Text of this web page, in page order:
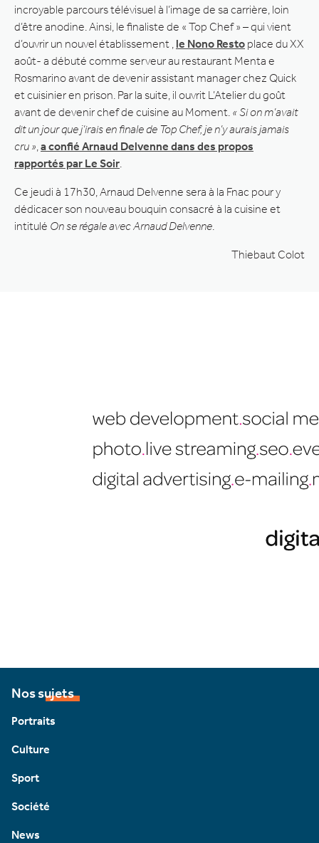
incroyable parcours télévisuel à l’image de sa carrière, loin
d’être anodine. Ainsi, le finaliste de « Top Chef » – qui vient
d’ouvrir un nouvel établissement , le Nono Resto place du XX
août- a débuté comme serveur au restaurant Menta e
Rosmarino avant de devenir assistant manager chez Quick
et cuisinier en prison. Par la suite, il ouvrit L’Atelier du goût
avant de devenir chef de cuisine au Moment. « Si on m’avait
dit un jour que j’irais en finale de Top Chef, je n’y aurais jamais
cru » a confié Arnaud Delvenne dans des propos
rapportés par Le Soir
Ce jeudi à 17h30, Arnaud Delvenne sera à la Fnac pour y
dédicacer son nouveau bouquin consacré à la cuisine et
intitulé On se régale avec Arnaud Delvenne
Thiebaut Colot
Nos sujets
Portraits
Culture
Sport
Société
News